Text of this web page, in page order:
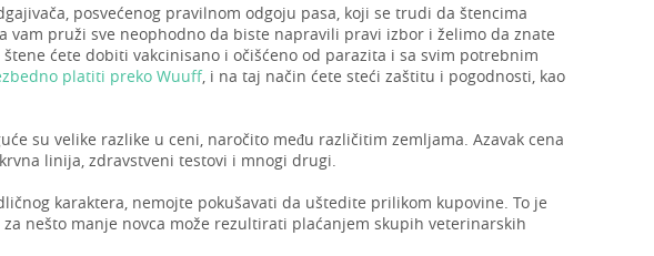
posvećenog pravilnom odgoju pasa, koji se trudi da štencima
vam pruži sve neophodno da biste napravili pravi izbor i želimo da znate
ćete dobiti vakcinisano i očišćeno od parazita i sa svim potrebnim
platiti preko Wuuff, i na taj način ćete steći zaštitu i pogodnosti, kao
su velike razlike u ceni, naročito među različitim zemljama. Azavak cena
linija, zdravstveni testovi i mnogi drugi.
karaktera, nemojte pokušavati da uštedite prilikom kupovine. To je
nešto manje novca može rezultirati plaćanjem skupih veterinarskih